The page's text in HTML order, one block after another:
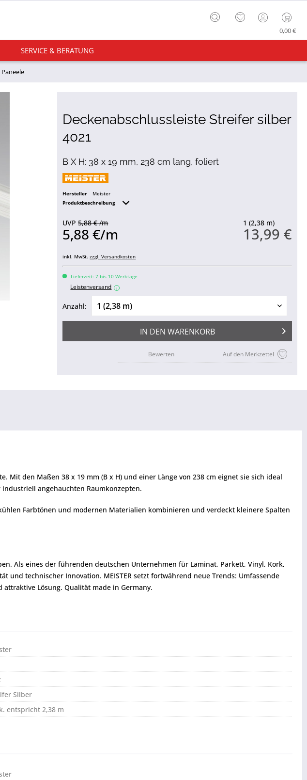
0,00 €
SERVICE & BERATUNG
Deckenabschlussleiste Streifer silber
4021
B X H: 38 x 19 mm, 238 cm lang, foliert
Hersteller
Meister
Produktbeschreibung
1 (2,38 m)
13,99 €
UVP5,88 € /m
5,88 €/m
inkl. MwSt.zzgl. Versandkosten
Lieferzeit: 7 bis 10 Werktage
Leistenversand i
Anzahl:
IN DEN WARENKORB
Auf den Merkzettel
Bewerten
den Maßen 38 x 19 mm (B x H) und einer Länge von 238 cm eignet sie sich ideal
angehauchten Raumkonzepten.
Farbtönen und modernen Materialien kombinieren und verdeckt kleinere Spalten
Als eines der führenden deutschen Unternehmen für Laminat, Parkett, Vinyl, Kork,
und technischer Innovation. MEISTER setzt fortwährend neue Trends: Umfassende
Lösung. Qualität made in Germany.
Silber
entspricht 2,38 m